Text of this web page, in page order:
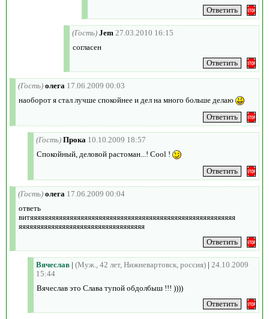
(Гость) Jem 27.03.2010 16:15
согласен
(Гость) олега 17.06.2009 00:03
наоборот я стал лучше спокойнее и дел на много больше делаю
(Гость) Прока 10.10.2009 18:57
Спокойный, деловой растоман...! Cool !
(Гость) олега 17.06.2009 00:04
ответь
витяяяяяяяяяяяяяяяяяяяяяяяяяяяяяяяяяяяяяяяяяяяяяяяяяяяяяяяяя
яяяяяяяяяяяяяяяяяяяяяяяяяяяяяяяяяяя
Вячеслав | (Муж., 42 лет, Нижневартовск, россия) | 24.10.2009
15:44
Вячеслав это Слава тупой обдолбыш !!! ))))